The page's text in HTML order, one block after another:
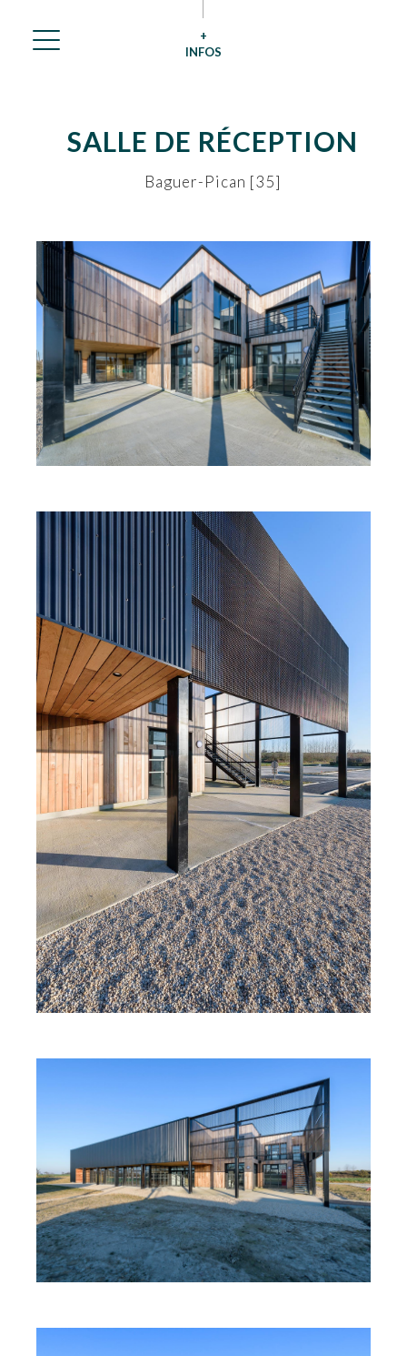
SALLE DE RÉCEPTION
Baguer-Pican [35]
+
INFOS